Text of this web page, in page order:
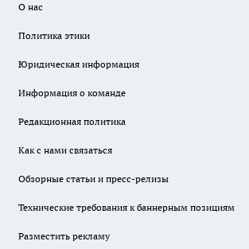
О нас
Политика этики
Юридическая информация
Информация о команде
Редакционная политика
Как с нами связаться
Обзорные статьи и пресс-релизы
Технические требования к баннерным позициям
Разместить рекламу